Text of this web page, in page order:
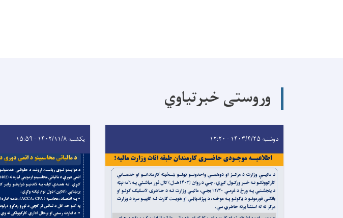
وروستی خبرتیاوي
دوشنبه ۱۴۰۳/۴/۲۵ - ۱۲:۲۰ یکشنبه ۱۴۰۲/۱۱/۸ - ۱۵:۵۹